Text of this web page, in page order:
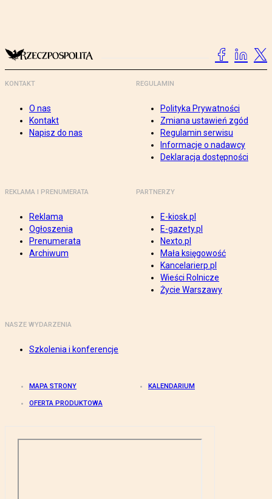
KONTAKT
O nas
Kontakt
Napisz do nas
REGULAMIN
Polityka Prywatności
Zmiana ustawień zgód
Regulamin serwisu
Informacje o nadawcy
Deklaracja dostępności
REKLAMA I PRENUMERATA
Reklama
Ogłoszenia
Prenumerata
Archiwum
PARTNERZY
E-kiosk.pl
E-gazety.pl
Nexto.pl
Mała księgowość
Kancelarierp.pl
Wieści Rolnicze
Życie Warszawy
NASZE WYDARZENIA
Szkolenia i konferencje
MAPA STRONY KALENDARIUM
OFERTA PRODUKTOWA